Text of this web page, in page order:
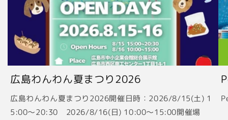
広島わんわん夏まつり2026
広島わんわん夏まつり2026開催日時：2026/8/15(土) 1
5:00〜20:30 2026/8/16(日) 10:00〜15:00開催場